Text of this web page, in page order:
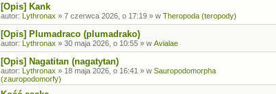
[Opis] Kank
autor: Lythronax » 7 czerwca 2026, o 17:19 » w Theropoda (teropody)
[Opis] Plumadraco (plumadrako)
autor: Lythronax » 30 maja 2026, o 10:55 » w Avialae
[Opis] Nagatitan (nagatytan)
autor: Lythronax » 18 maja 2026, o 16:41 » w Sauropodomorpha
(zauropodomorfy)